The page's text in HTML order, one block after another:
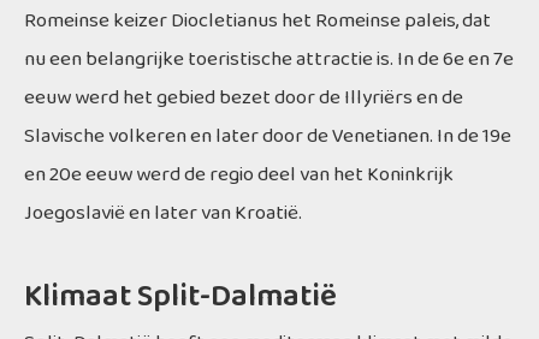
Romeinse keizer Diocletianus het Romeinse paleis, dat
nu een belangrijke toeristische attractie is. In de 6e en 7e
eeuw werd het gebied bezet door de Illyriërs en de
Slavische volkeren en later door de Venetianen. In de 19e
en 20e eeuw werd de regio deel van het Koninkrijk
Joegoslavië en later van Kroatië.
Klimaat Split-Dalmatië